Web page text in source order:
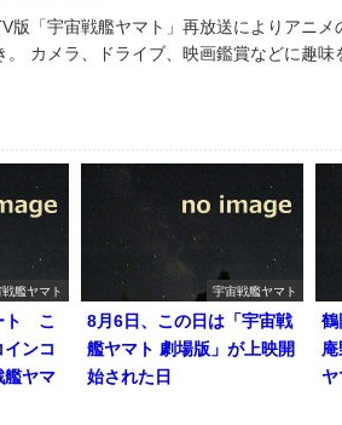
版「宇宙戦艦ヤマト」再放送によりアニ
。 カメラ、ドライブ、映画鑑賞などに趣味
戦艦ヤマト
ト こ
インコ
艦ヤマ
宇宙戦艦ヤマト
8月6日、この日は「宇宙戦
艦ヤマト 劇場版」が上映開
始された日
鶴